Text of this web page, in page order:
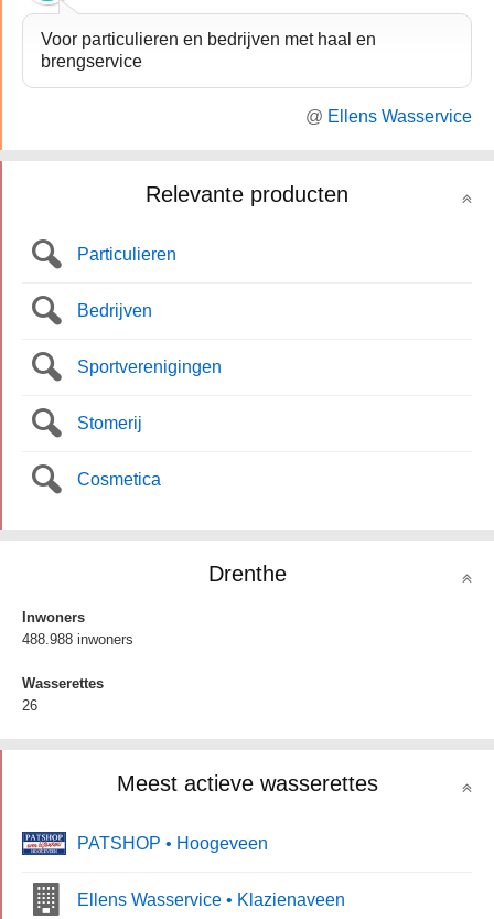
Voor particulieren en bedrijven met haal en
brengservice
@ Ellens Wasservice
Relevante producten
Particulieren
Bedrijven
Sportverenigingen
Stomerij
Cosmetica
Drenthe
Inwoners
488.988 inwoners
Wasserettes
26
Meest actieve wasserettes
PATSHOP • Hoogeveen
Ellens Wasservice • Klazienaveen